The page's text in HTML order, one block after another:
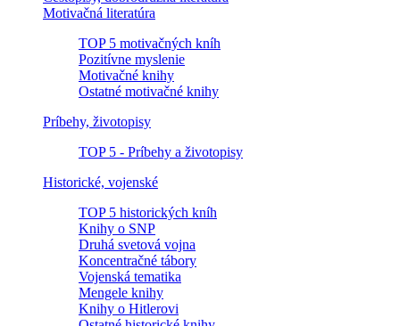
Motivačná literatúra
TOP 5 motivačných kníh
Pozitívne myslenie
Motivačné knihy
Ostatné motivačné knihy
Príbehy, životopisy
TOP 5 - Príbehy a životopisy
Historické, vojenské
TOP 5 historických kníh
Knihy o SNP
Druhá svetová vojna
Koncentračné tábory
Vojenská tematika
Mengele knihy
Knihy o Hitlerovi